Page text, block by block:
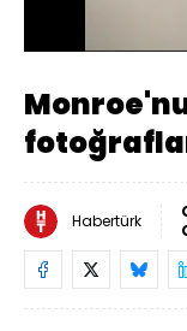
Aç
Habertürk